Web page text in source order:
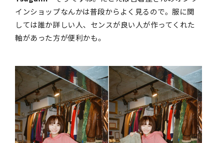
インショップなんかは普段からよく見るので。服に関
しては誰か詳しい人、センスが良い人が作ってくれた
軸があった方が便利かも。